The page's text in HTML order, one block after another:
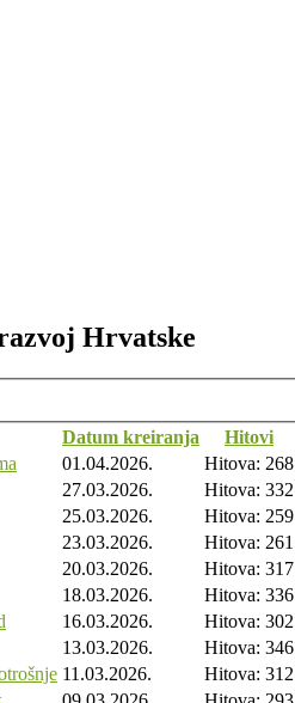
Hrvatske
Datum kreiranja
Hitovi
01.04.2026.
Hitova: 268
27.03.2026.
Hitova: 332
25.03.2026.
Hitova: 259
23.03.2026.
Hitova: 261
20.03.2026.
Hitova: 317
18.03.2026.
Hitova: 336
16.03.2026.
Hitova: 302
13.03.2026.
Hitova: 346
11.03.2026.
Hitova: 312